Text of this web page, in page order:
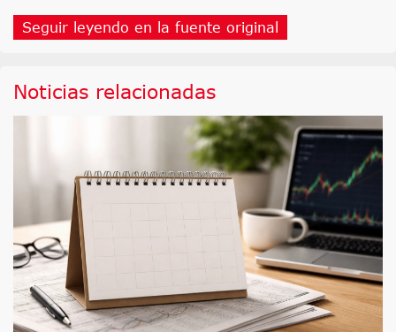
Seguir leyendo en la fuente original
Noticias relacionadas